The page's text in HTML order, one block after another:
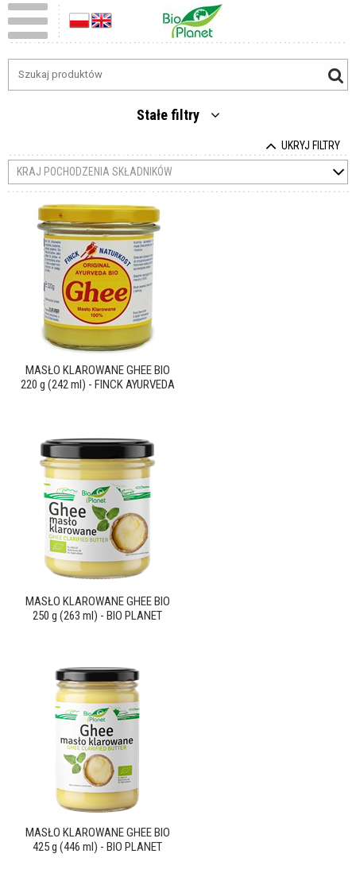
Stałe filtry
UKRYJ FILTRY
KRAJ POCHODZENIA SKŁADNIKÓW
MASŁO KLAROWANE GHEE BIO
220 g (242 ml) - FINCK AYURVEDA
MASŁO KLAROWANE GHEE BIO
250 g (263 ml) - BIO PLANET
MASŁO KLAROWANE GHEE BIO
425 g (446 ml) - BIO PLANET